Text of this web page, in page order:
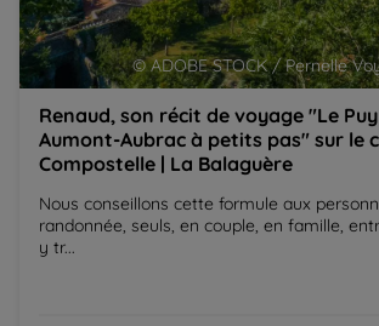
© ADOBE STOCK / Pernelle
Renaud, son récit de voyage "Le
Aumont-Aubrac à petits pas" sur le
Compostelle | La Balaguère
Nous conseillons cette formule aux
randonnée, seuls, en couple, en famille,
y tr...